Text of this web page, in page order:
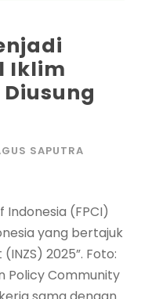
Iklim
SAPUTRA
Indonesia (FPCI)
yang bertajuk
2025”. Foto:
Policy Community